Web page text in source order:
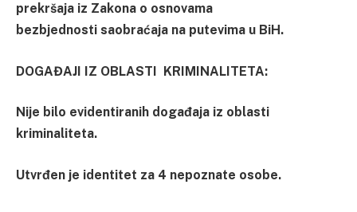
prekršaja iz Zakona o osnovama
bezbjednosti saobraćaja na putevima u BiH.
DOGAĐAJI IZ OBLASTI KRIMINALITETA:
Nije bilo evidentiranih događaja iz oblasti
kriminaliteta.
Utvrđen je identitet za 4 nepoznate osobe.